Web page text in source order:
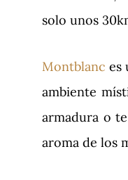
solo unos
Montblanc es
ambiente
armadura o
aroma de los